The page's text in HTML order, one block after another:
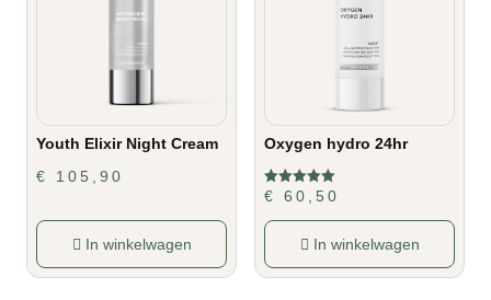
Youth Elixir Night Cream
€
105,90
In winkelwagen
Oxygen hydro 24hr
Gewaardeerd
uit 5
€ 60,50
In winkelwagen